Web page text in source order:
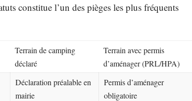
constitue l’un des pièges les plus fréquents
Terrain de camping
déclaré
Terrain avec permis
d’aménager (PRL/HPA)
Déclaration préalable en
mairie
Permis d’aménager
obligatoire